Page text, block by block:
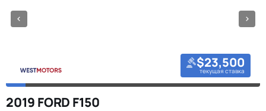
$23,500
текущая ставка
2019 FORD F150